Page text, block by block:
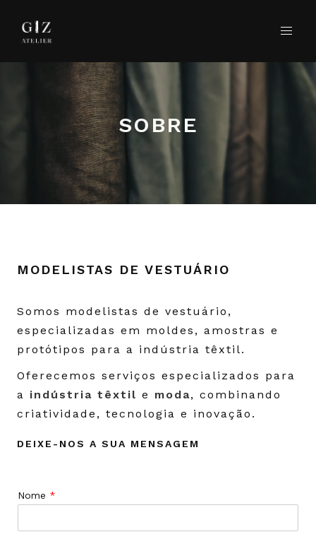
SOBRE
MODELISTAS DE VESTUÁRIO
Somos modelistas de vestuário,
especializadas em moldes, amostras e
protótipos para a indústria têxtil.
Oferecemos serviços especializados para
a indústria têxtil e moda, combinando
criatividade, tecnologia e inovação.
DEIXE-NOS A SUA MENSAGEM
Nome *